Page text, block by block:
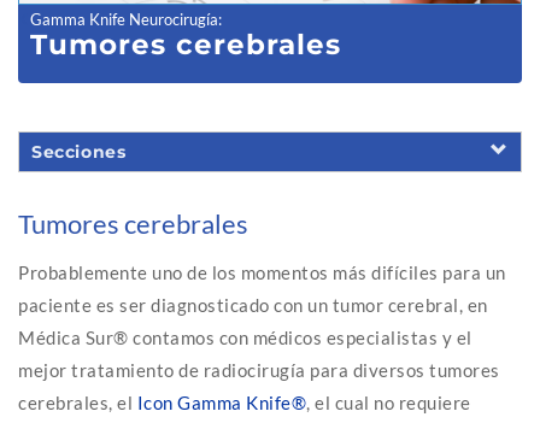
Gamma Knife Neurocirugía:
Tumores cerebrales
Secciones
Tumores cerebrales
Probablemente uno de los momentos más difíciles para un
paciente es ser diagnosticado con un tumor cerebral, en
Médica Sur® contamos con médicos especialistas y el
mejor tratamiento de radiocirugía para diversos tumores
cerebrales, el Icon Gamma Knife®, el cual no requiere